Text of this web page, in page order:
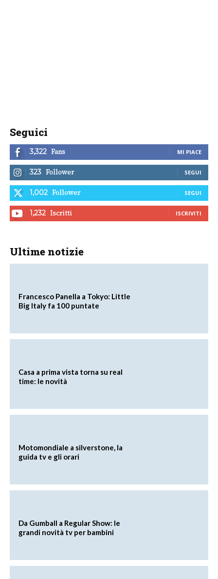
Seguici
3,322 Fans MI PIACE
323 Follower SEGUI
1,002 Follower SEGUI
1,232 Iscritti ISCRIVITI
Ultime notizie
Francesco Panella a Tokyo: Little
Big Italy fa 100 puntate
Casa a prima vista torna su real
time: le novità
Motomondiale a silverstone, la
guida tv e gli orari
Da Gumball a Regular Show: le
grandi novità tv per bambini